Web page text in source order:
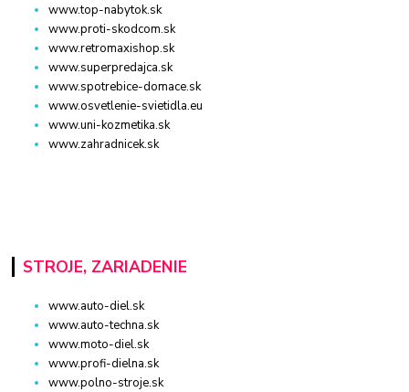
www.top-nabytok.sk
www.proti-skodcom.sk
www.retromaxishop.sk
www.superpredajca.sk
www.spotrebice-domace.sk
www.osvetlenie-svietidla.eu
www.uni-kozmetika.sk
www.zahradnicek.sk
STROJE, ZARIADENIE
www.auto-diel.sk
www.auto-techna.sk
www.moto-diel.sk
www.profi-dielna.sk
www.polno-stroje.sk